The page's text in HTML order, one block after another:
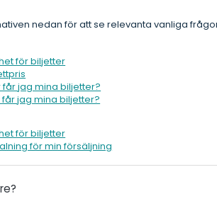
nedan för att se relevanta vanliga
för biljetter
får jag mina biljetter?
får jag mina biljetter?
för biljetter
för min försäljning